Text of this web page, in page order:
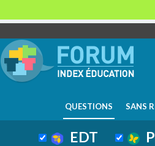
QUESTIONS SANS
EDT